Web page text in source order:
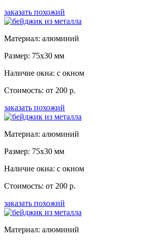
заказать похожий
Материал: алюминий
Размер: 75x30 мм
Наличие окна: с окном
Стоимость: от 200 р.
заказать похожий
Материал: алюминий
Размер: 75x30 мм
Наличие окна: с окном
Стоимость: от 200 р.
заказать похожий
Материал: алюминий